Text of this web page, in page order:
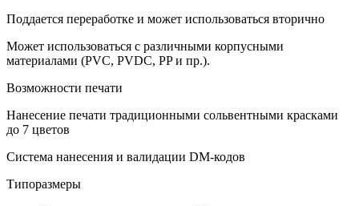
Поддается переработке и может использоваться вторично
Может использоваться с различными корпусными
материалами (PVC, PVDC, PP и пр.).
Возможности печати
Нанесение печати традиционными сольвентными красками
до 7 цветов
Система нанесения и валидации DM-кодов
Типоразмеры